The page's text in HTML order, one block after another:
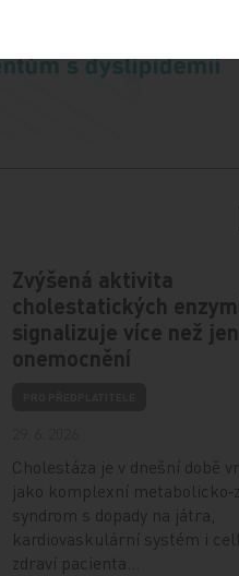
Zvýšená aktivita
cholestatických
signalizuje více než
onemocnění
Cholestáza je v dnešní době
jako komplexní
syndrom s dopady na játra,
kardiovaskulární systém i
zdraví pacienta…